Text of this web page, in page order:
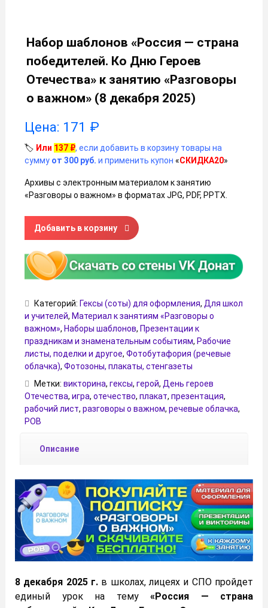
Набор шаблонов «Россия — страна
победителей. Ко Дню Героев
Отечества» к занятию «Разговоры
о важном» (8 декабря 2025)
Цена: 171 ₽
🏷️ Или 137 ₽, если добавить в корзину товары на
сумму от 300 руб. и применить купон «СКИДКА20»
Архивы с электронным материалом к занятию
«Разговоры о важном» в форматах JPG, PDF, PPTX.
Количество товара Набор шаблонов «Россия — страна
Добавить в корзину
Категорий: Гексы (соты) для оформления, Для школ
и учителей, Материал к занятиям «Разговоры о
важном», Наборы шаблонов, Презентации к
праздникам и знаменательным событиям, Рабочие
листы, поделки и другое, Фотобутафория (речевые
облачка), Фотозоны, плакаты, стенгазеты
Метки: викторина, гексы, герой, День героев
Отечества, игра, отечество, плакат, презентация,
рабочий лист, разговоры о важном, речевые облачка,
РОВ
Описание
8 декабря 2025 г. в школах, лицеях и СПО пройдет
единый урок на тему «Россия — страна